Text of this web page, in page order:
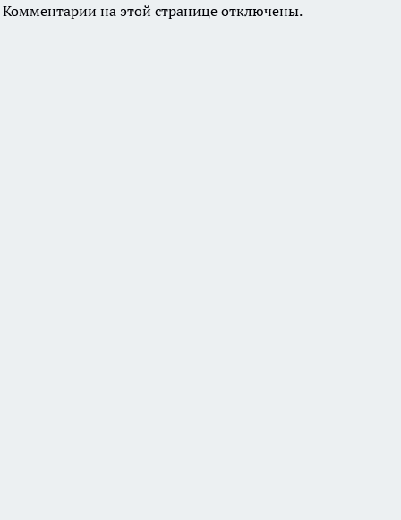
Комментарии на этой странице отключены.